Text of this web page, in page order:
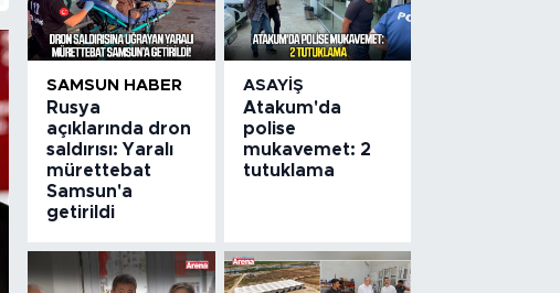
SAMSUN HABER
Rusya
açıklarında dron
saldırısı: Yaralı
mürettebat
Samsun'a
getirildi
ASAYIŞ
Atakum'da
polise
mukavemet: 2
tutuklama